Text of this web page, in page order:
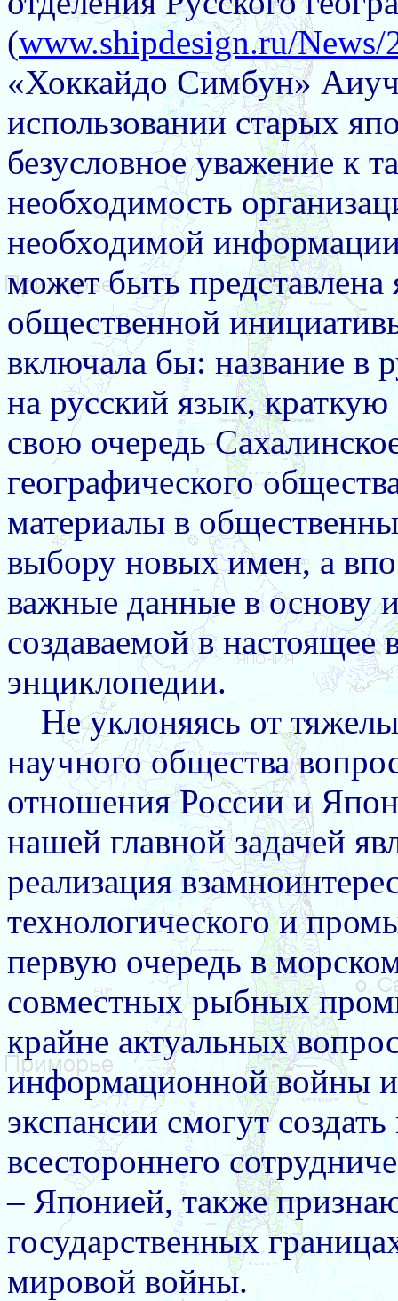
(www.shipdesign.ru/News/
«Хоккайдо Симбун»
использовании старых
безусловное уважение к
необходимость
необходимой
может быть представлена
общественной
включала бы: название в
на русский язык,
свою очередь
географического
материалы в
выбору новых имен, а
важные данные в основу
создаваемой в настоящее
энциклопедии.
Не уклоняясь от
научного общества
отношения России и
нашей главной задачей
реализация
технологического и
первую очередь в
совместных рыбных
крайне актуальных
информационной войны и
экспансии смогут
всестороннего
– Японией, также
государственных
мировой войны.